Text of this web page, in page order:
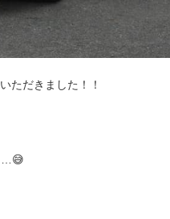
ただきました！！